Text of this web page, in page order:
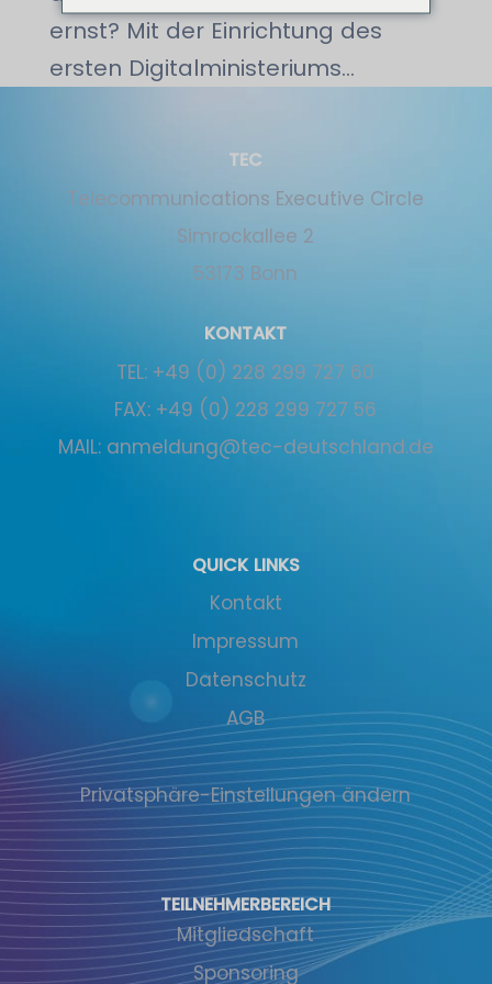
ernst? Mit der Einrichtung des
ersten Digitalministeriums...
TEC
Tele­communications Executive Circle
Simrockallee 2
53173 Bonn
KONTAKT
TEL: +49 (0) 228 299 727 60
FAX: +49 (0) 228 299 727 56
MAIL: anmeldung@tec-deutschland.de
QUICK LINKS
Kontakt
Impressum
Datenschutz
AGB
Privatsphäre-Einstellungen ändern
TEILNEHMERBEREICH
Mitgliedschaft
Sponsoring